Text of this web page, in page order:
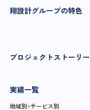
翔設計グループの特色
プロジェクトストーリー
実績一覧
地域別・サービス別